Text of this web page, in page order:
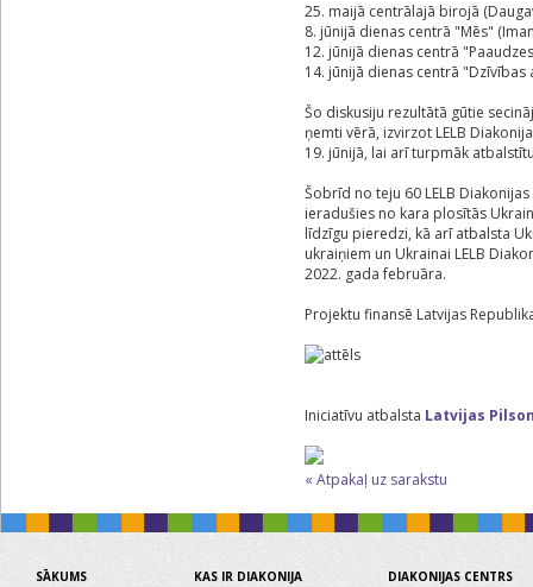
25. maijā centrālajā birojā
8. jūnijā dienas centrā "Mēs"
12. jūnijā dienas centrā
14. jūnijā dienas centrā "Dzīvības
Šo diskusiju rezultātā gūtie
ņemti vērā, izvirzot LELB
19. jūnijā, lai arī turpmāk
‌Šobrīd no teju 60 LELB
ieradušies no kara plosītās
līdzīgu pieredzi, kā arī atbalsta
ukraiņiem un Ukrainai LELB
2022. gada februāra.
‌Projektu finansē Latvijas
‌Iniciatīvu atbalsta Latvijas
« Atpakaļ uz sarakstu
SĀKUMS
KAS IR DIAKONIJA
DIAKONIJAS CENTRS